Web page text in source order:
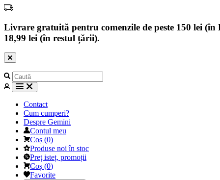
Livrare gratuită pentru comenzile de peste 150 lei
18,99 lei (în restul țării).
Contact
Cum cumperi?
Despre Gemini
Contul meu
Coș (0)
Produse noi în stoc
Preț isteț, promoții
Coș (0)
Favorite